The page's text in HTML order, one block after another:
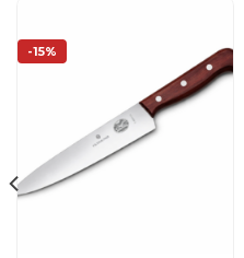
-15%